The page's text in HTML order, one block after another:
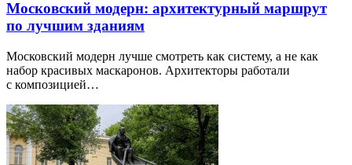
Московский модерн: архитектурный маршрут
по лучшим зданиям
Московский модерн лучше смотреть как систему, а не как
набор красивых маскаронов. Архитекторы работали
с композицией…